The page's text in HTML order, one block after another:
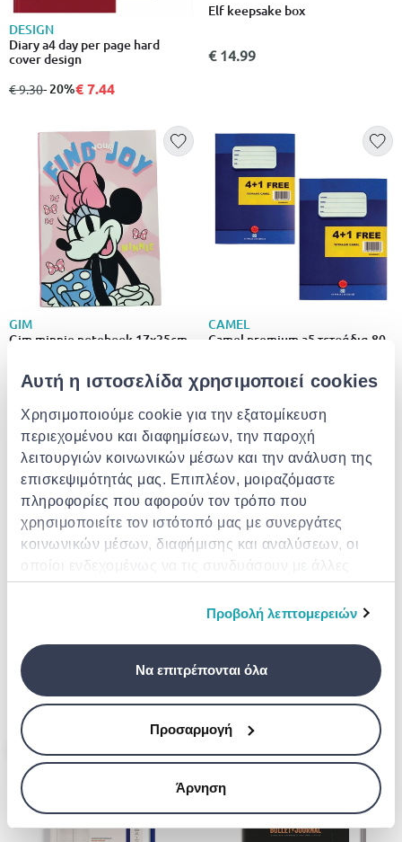
Αυτή η ιστοσελίδα χρησιμοποιεί cookies
Χρησιμοποιούμε cookie για την εξατομίκευση
περιεχομένου και διαφημίσεων, την παροχή
λειτουργιών κοινωνικών μέσων και την ανάλυση της
επισκεψιμότητάς μας. Επιπλέον, μοιραζόμαστε
πληροφορίες που αφορούν τον τρόπο που
χρησιμοποιείτε τον ιστότοπό μας με συνεργάτες
κοινωνικών μέσων, διαφήμισης και αναλύσεων, οι
οποίοι ενδεχομένως να τις συνδυάσουν με άλλες
πληροφορίες που τους έχετε παραχωρήσει ή τις
οποίες έχουν συλλέξει σε σχέση με την από μέρους
Προβολή λεπτομερειών
Να επιτρέπονται όλα
Προσαρμογή
Άρνηση
DESIGN
Diary a4 day per page hard
cover design
από
€ 9.30σε
- 20%€ 7.44
Elf keepsake box
€ 14.99
GIM
Gim minnie notebook 17x25cm
€ 1.65
CAMEL
Camel premium a5 τετράδια 80
δώρο
€ 5.49
Veraman typotrust
€ 1.90
MYPAP
a4 pink
€ 1.80
- 5%